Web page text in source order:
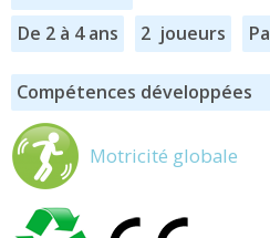
De 2 à 4 ans
2 joueurs
Compétences développées
Motricité globale